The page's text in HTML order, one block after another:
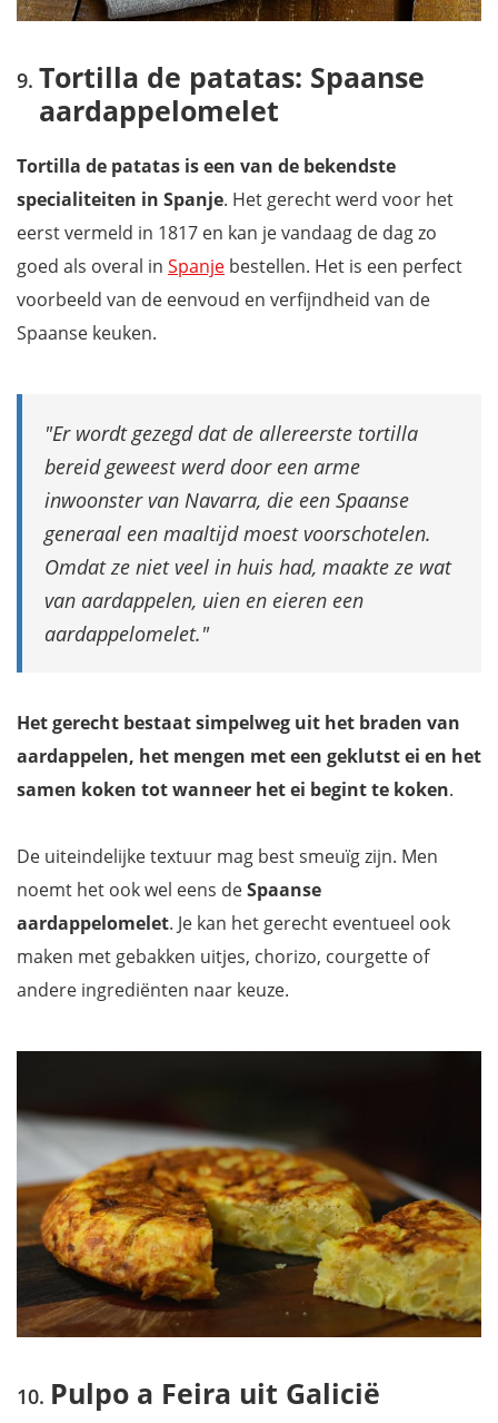
Tortilla de patatas: Spaanse
aardappelomelet
Tortilla de patatas is een van de bekendste
specialiteiten in Spanje. Het gerecht werd voor het
eerst vermeld in 1817 en kan je vandaag de dag zo
goed als overal in Spanje bestellen. Het is een perfect
voorbeeld van de eenvoud en verfijndheid van de
Spaanse keuken.
Er wordt gezegd dat de allereerste tortilla
bereid geweest werd door een arme
inwoonster van Navarra, die een Spaanse
generaal een maaltijd moest voorschotelen.
Omdat ze niet veel in huis had, maakte ze wat
van aardappelen, uien en eieren een
aardappelomelet.
Het gerecht bestaat simpelweg uit het braden van
aardappelen, het mengen met een geklutst ei en het
samen koken tot wanneer het ei begint te koken.
De uiteindelijke textuur mag best smeuïg zijn. Men
noemt het ook wel eens deSpaanse
aardappelomelet. Je kan het gerecht eventueel ook
maken met gebakken uitjes, chorizo, courgette of
andere ingrediënten naar keuze.
Pulpo a Feira uit Galicië